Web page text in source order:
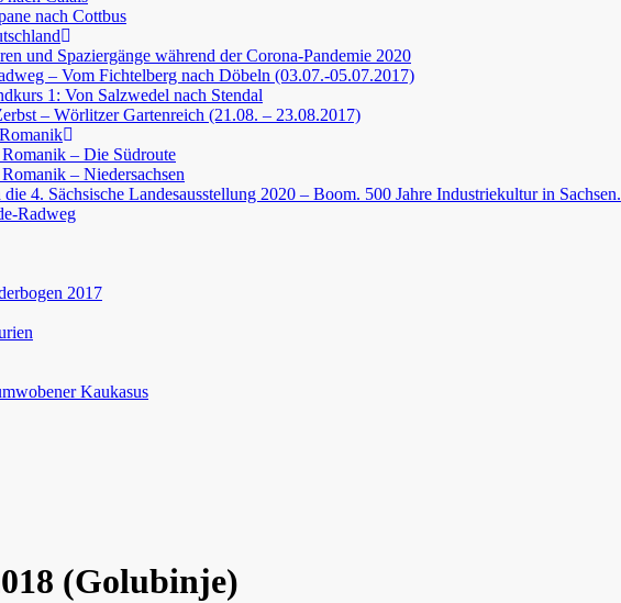
nach Cottbus
und Spaziergänge während der Corona-Pandemie 2020
– Vom Fichtelberg nach Döbeln (03.07.-05.07.2017)
1: Von Salzwedel nach Stendal
– Wörlitzer Gartenreich (21.08. – 23.08.2017)
Romanik – Die Südroute
– Niedersachsen
4. Sächsische Landesausstellung 2020 – Boom. 500 Jahre Industriekultur in Sachsen.
Radweg
2017
Kaukasus
(Golubinje)